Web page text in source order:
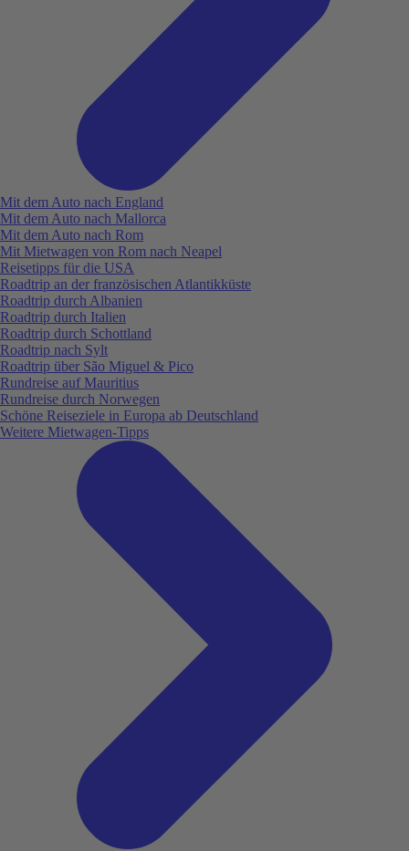
Mit dem Auto nach England
Mit dem Auto nach Mallorca
Mit dem Auto nach Rom
Mit Mietwagen von Rom nach Neapel
Reisetipps für die USA
Roadtrip an der französischen Atlantikküste
Roadtrip durch Albanien
Roadtrip durch Italien
Roadtrip durch Schottland
Roadtrip nach Sylt
Roadtrip über São Miguel & Pico
Rundreise auf Mauritius
Rundreise durch Norwegen
Schöne Reiseziele in Europa ab Deutschland
Weitere Mietwagen-Tipps